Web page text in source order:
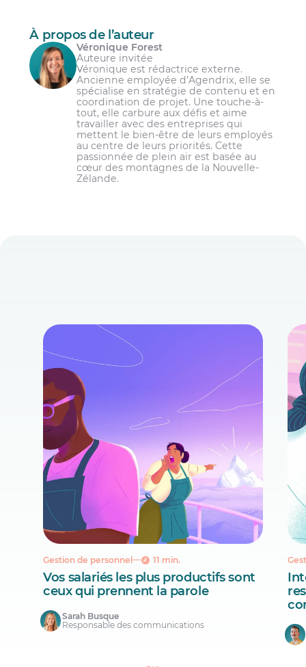
À propos de l’auteur
Véronique Forest
Auteure invitée
Véronique est rédactrice externe.
Ancienne employée d’Agendrix, elle se
spécialise en stratégie de contenu et en
coordination de projet. Une touche-à-
tout, elle carbure aux défis et aime
travailler avec des entreprises qui
mettent le bien-être de leurs employés
au centre de leurs priorités. Cette
passionnée de plein air est basée au
cœur des montagnes de la Nouvelle-
Zélande.
Gestion de personnel 11 min.
Vos salariés les plus productifs sont
ceux qui prennent la parole
Sarah Busque
Responsable des communications